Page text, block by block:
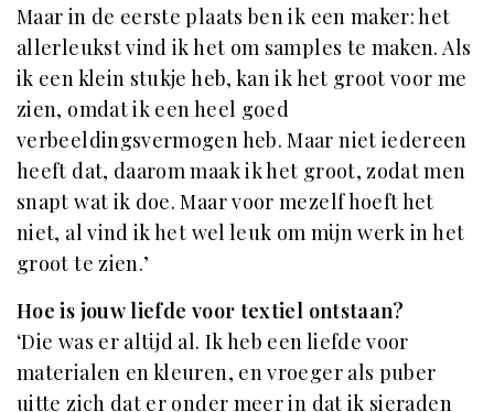
Maar in de eerste plaats ben ik een maker: het
allerleukst vind ik het om samples te maken. Als
ik een klein stukje heb, kan ik het groot voor me
zien, omdat ik een heel goed
verbeeldingsvermogen heb. Maar niet iedereen
heeft dat, daarom maak ik het groot, zodat men
snapt wat ik doe. Maar voor mezelf hoeft het
niet, al vind ik het wel leuk om mijn werk in het
groot te zien.’
Hoe is jouw liefde voor textiel ontstaan?
‘Die was er altijd al. Ik heb een liefde voor
materialen en kleuren, en vroeger als puber
uitte zich dat er onder meer in dat ik sieraden